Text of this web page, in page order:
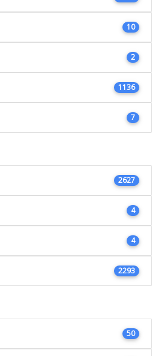
10
2
1136
7
2627
4
4
2293
50